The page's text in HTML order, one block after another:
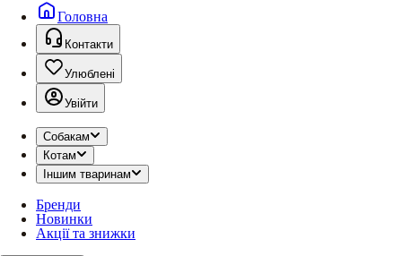
Головна
Контакти
Улюблені
Увійти
Собакам
Котам
Іншим тваринам
Бренди
Новинки
Акції та знижки